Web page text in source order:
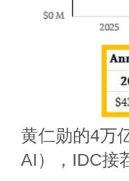
黄仁勋的4万
AI），IDC接